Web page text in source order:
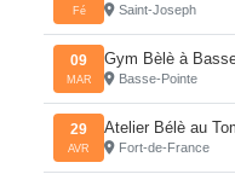
Fé Saint-Joseph
09
MAR
Gym Bèlè à
Basse-Pointe
29
AVR
Atelier Bélè au
Fort-de-France